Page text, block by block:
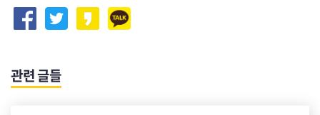
관련 글들